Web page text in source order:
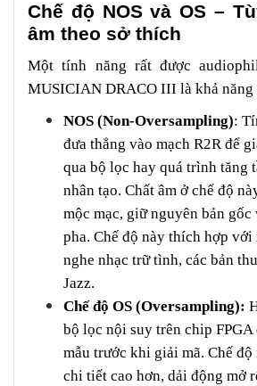
Chế độ NOS và OS –
âm theo sở thích
Một tính năng rất được
MUSICIAN DRACO III là khả
NOS (Non-Oversampling):
đưa thẳng vào mạch R2R để
qua bộ lọc hay quá trình tăng
nhân tạo. Chất âm ở chế độ
mộc mạc, giữ nguyên bản
pha. Chế độ này thích hợp
nghe nhạc trữ tình, các bản
Jazz.
Chế độ OS (Oversampling):
bộ lọc nội suy trên chip FPGA
mẫu trước khi giải mã. Chế
chi tiết cao hơn, dải động mở